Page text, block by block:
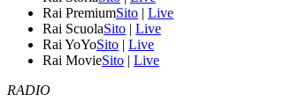
Rai PremiumSito | Live
Rai ScuolaSito | Live
Rai YoYoSito | Live
Rai MovieSito | Live
RADIO